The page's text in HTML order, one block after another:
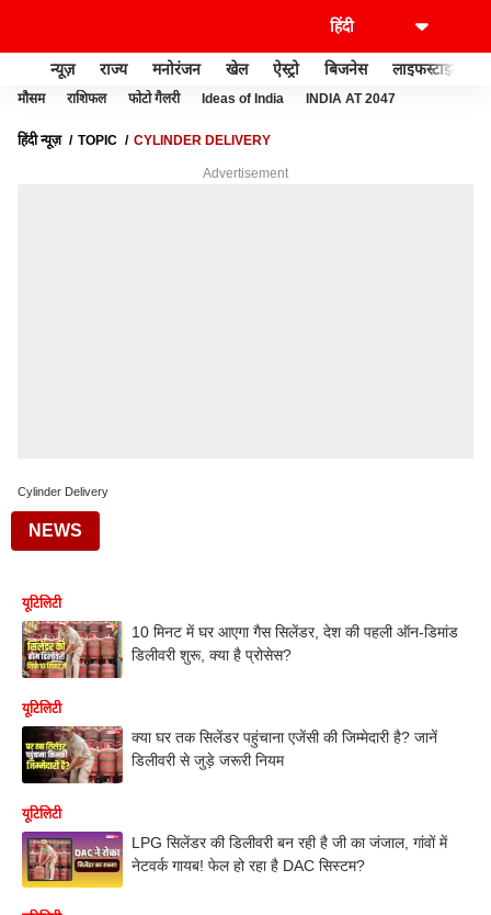
न्यूज़ राज्य मनोरंजन खेल ऐस्ट्रो बिजनेस लाइफस्टाइल
मौसम राशिफल फोटो गैलरी Ideas of India INDIA AT 2047
हिंदी न्यूज़ TOPIC CYLINDER DELIVERY
Advertisement
Cylinder Delivery
NEWS
यूटिलिटी
10 मिनट में घर आएगा गैस सिलेंडर, देश की पहली ऑन-डिमांड
डिलीवरी शुरू, क्या है प्रोसेस?
यूटिलिटी
क्या घर तक सिलेंडर पहुंचाना एजेंसी की जिम्मेदारी है? जानें
डिलीवरी से जुड़े जरूरी नियम
यूटिलिटी
LPG सिलेंडर की डिलीवरी बन रही है जी का जंजाल, गांवों में
नेटवर्क गायब! फेल हो रहा है DAC सिस्टम?